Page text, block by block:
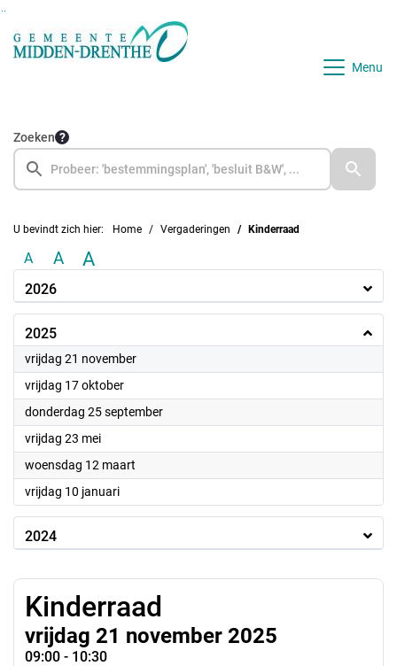
Ga naar de inhoud van deze pagina
Menu
Zoeken
U bevindt zich hier: Home Vergaderingen Kinderraad
A A A
2026
2025
vrijdag 21 november2025
vrijdag 17 oktober2025
donderdag 25 september2025
vrijdag 23 mei2025
woensdag 12 maart
vrijdag 10 januari2025
2024
Kinderraad
vrijdag 21 november 2025
09:00 - 10:30